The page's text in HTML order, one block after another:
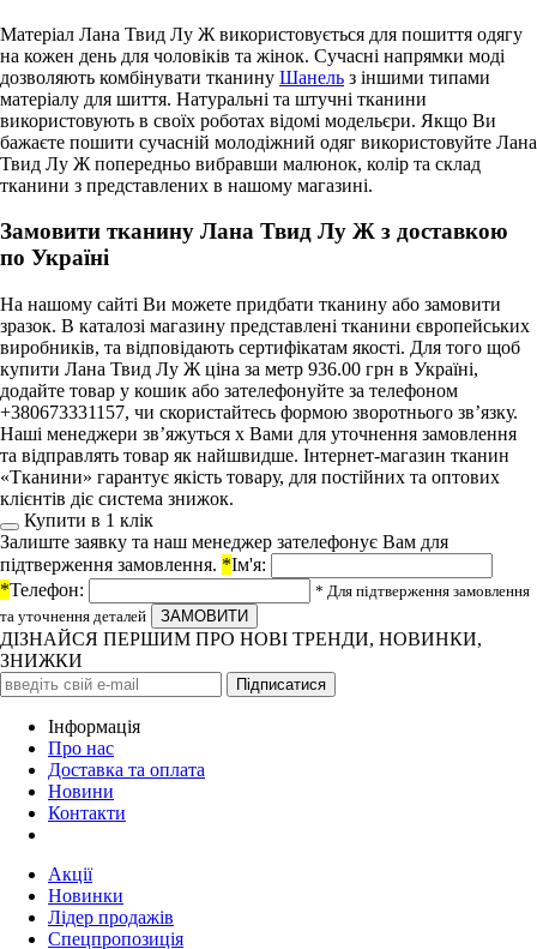
Матеріал Лана Твид Лу Ж використовується для пошиття одягу
на кожен день для чоловіків та жінок. Сучасні напрямки моді
дозволяють комбінувати тканину Шанель з іншими типами
матеріалу для шиття. Натуральні та штучні тканини
використовують в своїх роботах відомі модельєри. Якщо Ви
бажаєте пошити сучасній молодіжний одяг використовуйте Лана
Твид Лу Ж попередньо вибравши малюнок, колір та склад
тканини з представлених в нашому магазині.
Замовити тканину Лана Твид Лу Ж з доставкою
по Україні
На нашому сайті Ви можете придбати тканину або замовити
зразок. В каталозі магазину представлені тканини європейських
виробників, та відповідають сертифікатам якості. Для того щоб
купити Лана Твид Лу Ж ціна за метр 936.00 грн в Україні,
додайте товар у кошик або зателефонуйте за телефоном
+380673331157, чи скористайтесь формою зворотнього зв’язку.
Наші менеджери зв’яжуться х Вами для уточнення замовлення
та відправлять товар як найшвидше. Інтернет-магазин тканин
«Тканини» гарантує якість товару, для постійних та оптових
клієнтів діє система знижок.
Купити в 1 клiк
Залиште заявку та наш менеджер зателефонує Вам для
підтверження замовлення. *Ім'я:
*Телефон:
* Для підтверження замовлення
та уточнення деталей
ДІЗНАЙСЯ ПЕРШИМ ПРО НОВІ ТРЕНДИ, НОВИНКИ,
ЗНИЖКИ
Iнформація
Про нас
Доставка та оплата
Новини
Контакти
Акції
Новинки
Лідер продажів
Спецпропозиція